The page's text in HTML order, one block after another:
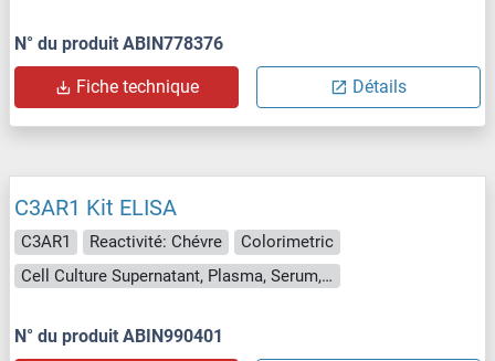
N° du produit ABIN778376
Fiche technique Détails
C3AR1 Kit ELISA
C3AR1 Reactivité: Chévre
Colorimetric
Cell Culture Supernatant, Plasma, Serum, Tissue Homogenate
N° du produit ABIN990401